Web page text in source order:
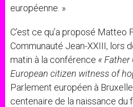
européenne. »
C’est ce qu’a proposé Matteo
Communauté Jean-XXIII, lors
matin à la conférence « Father
European citizen witness of
Parlement européen à
centenaire de la naissance du